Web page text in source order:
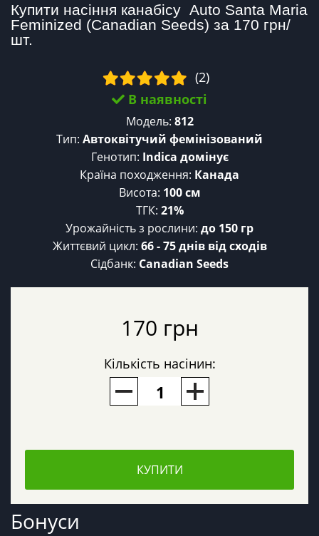
Купити насіння канабісу  Auto Santa Maria
Feminized (Canadian Seeds) за 170 грн/
шт.
(2)
В наявності
Модель: 812
Тип: Автоквітучий фемінізований
Генотип: Indica домінує
Країна походження: Канада
Висота: 100 cм
ТГК: 21%
Урожайність з рослини: до 150 гр
Життєвий цикл: 66 - 75 днів від сходів
Сідбанк: Canadian Seeds
170 грн
Кількість насінин:
КУПИТИ
Бонуси